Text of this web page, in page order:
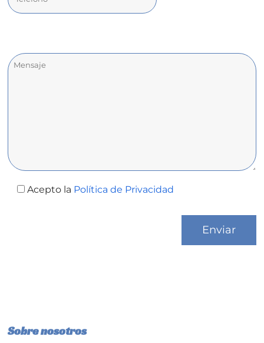
Acepto la Política de Privacidad
Sobre nosotros